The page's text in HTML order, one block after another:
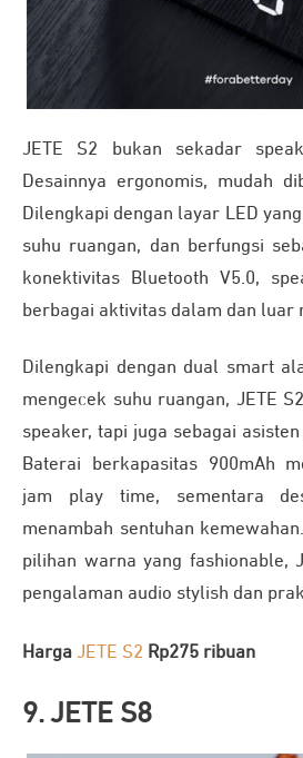
JETE S2 bukan sekadar
Desainnya ergonomis, mudah
Dilengkapi dengan layar LED
suhu ruangan, dan berfungsi
konektivitas Bluetooth V5.0,
berbagai aktivitas dalam dan luar
Dilengkapi dengan dual smart
mengecek suhu ruangan, JETE
speaker, tapi juga sebagai
Baterai berkapasitas 900mAh
jam play time, sementara
menambah sentuhan
pilihan warna yang fashionable,
pengalaman audio stylish dan
Harga JETE S2 Rp275 ribuan
9. JETE S8